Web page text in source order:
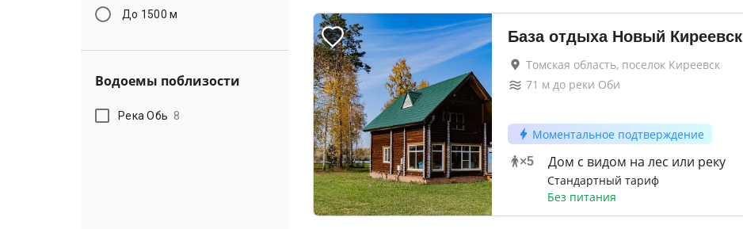
До 1500 м
Водоемы поблизости
Река Обь 8
База отдыха Новый Киреевск
Томская область, поселок Киреевск
71 м до реки Оби
Моментальное подтверждение
×5 Дом с видом на лес или реку
Стандартный тариф
Без питания